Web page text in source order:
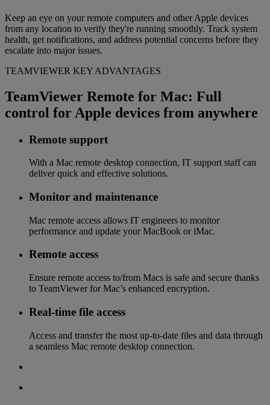
Keep an eye on your remote computers and other Apple devices
from any location to verify they're running smoothly. Track system
health, get notifications, and address potential concerns before they
escalate into major issues.
TEAMVIEWER KEY ADVANTAGES
TeamViewer Remote for Mac: Full
control for Apple devices from anywhere
Remote support
With a Mac remote desktop connection, IT support staff can
deliver quick and effective solutions.
Monitor and maintenance
Mac remote access allows IT engineers to monitor
performance and update your MacBook or iMac.
Remote access
Ensure remote access to/from Macs is safe and secure thanks
to TeamViewer for Mac’s enhanced encryption.
Real-time file access
Access and transfer the most up-to-date files and data through
a seamless Mac remote desktop connection.